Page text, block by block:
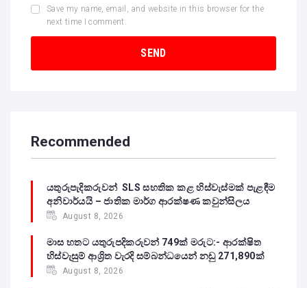
Save my name, email, and website in this browser for the
next time I comment.
Recommended
යතුරුපැදිකරුවන් SLS සහතික කළ හිස්වැස්මක් පැළඳීම
අනිවාර්යයි – ජාතික මාර්ග ආරක්ෂණ කවුන්සිලය
August 8, 2026
මාස හතට යතුරුපදිකරුවන් 749ක් මරුට:- ආරක්ෂිත
හිස්වැසුම් ආශ්‍රිත වැරදි සම්බන්ධයෙන් නඩු 271,890ක්
August 8, 2026